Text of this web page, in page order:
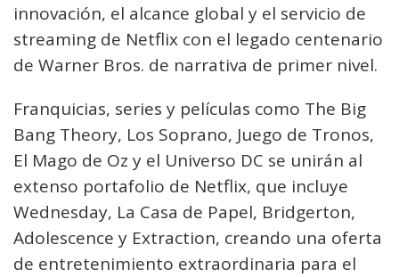
innovación, el alcance global y el servicio de
streaming de Netflix con el legado centenario
de Warner Bros. de narrativa de primer nivel.
Franquicias, series y películas como The Big
Bang Theory, Los Soprano, Juego de Tronos,
El Mago de Oz y el Universo DC se unirán al
extenso portafolio de Netflix, que incluye
Wednesday, La Casa de Papel, Bridgerton,
Adolescence y Extraction, creando una oferta
de entretenimiento extraordinaria para el